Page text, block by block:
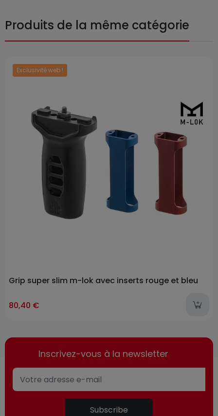
Produits de la même catégorie
items
Exclusivité web !
Grip super slim m-lok avec inserts rouge et bleu
80,40 €
Inscrivez-vous à la newsletter
Subscribe